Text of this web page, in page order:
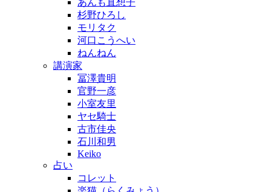
あんも直想子
杉野ひろし
モリタク
河口こうへい
ねんねん
講演家
冨澤貴明
官野一彦
小室友里
ヤセ騎士
古市佳央
石川和男
Keiko
占い
コレット